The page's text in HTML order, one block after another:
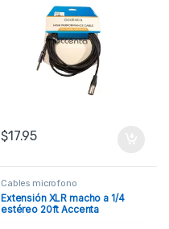
$17.95
Cables microfono
Extensión XLR macho a 1/4
estéreo 20ft Accenta